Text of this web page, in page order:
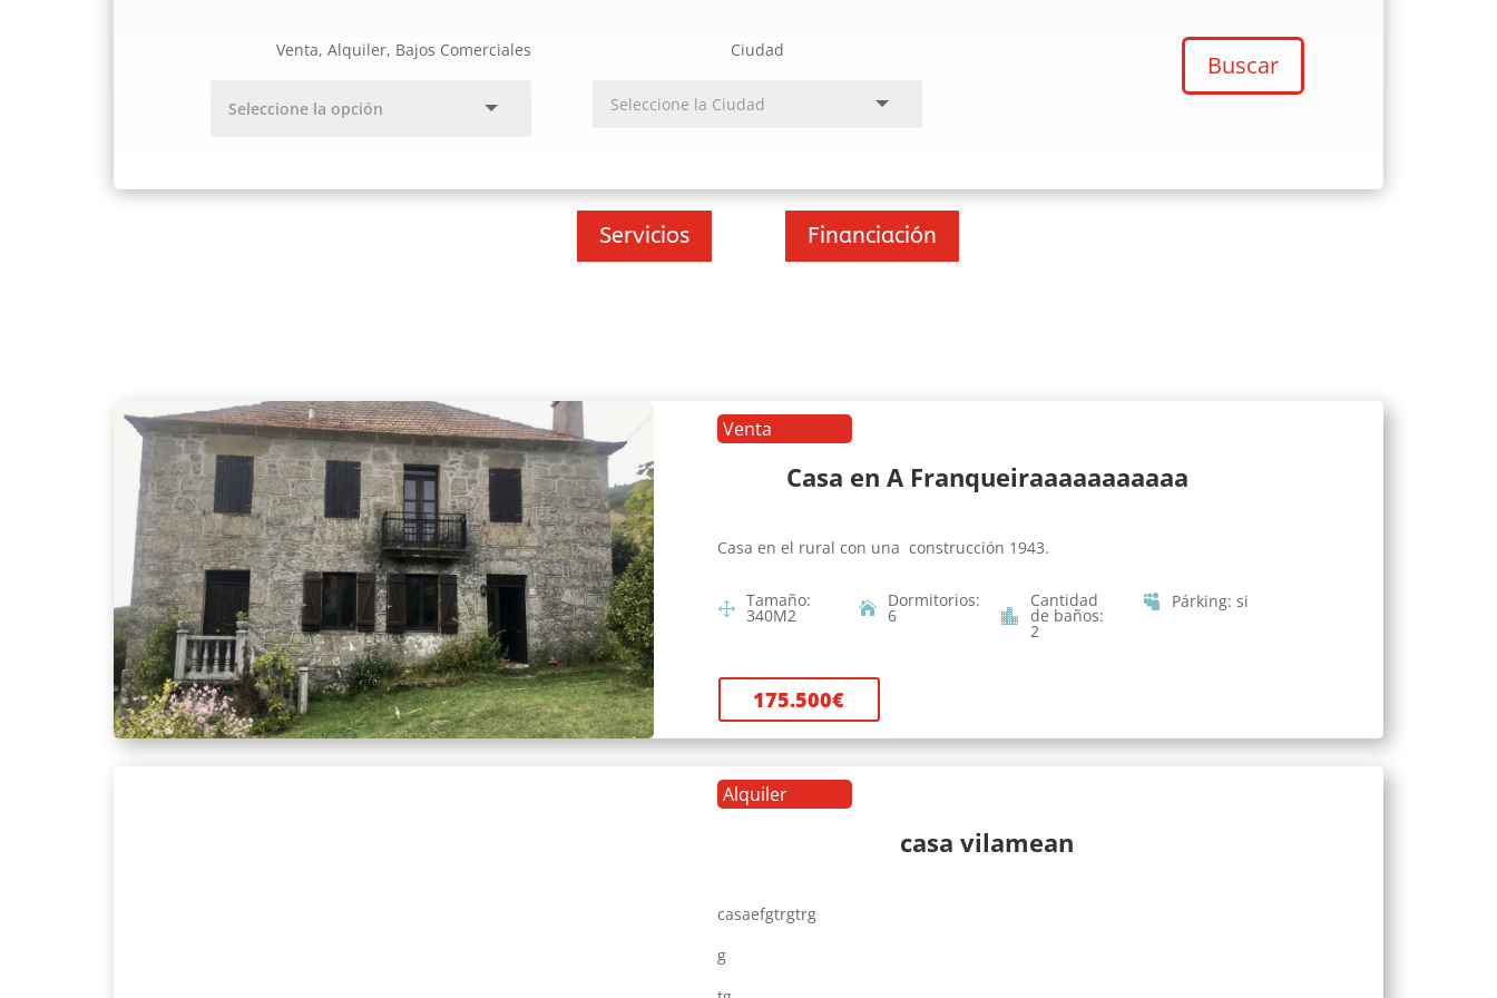
Venta, Alquiler, Bajos Comerciales Ciudad
Buscar
Servicios Financiación
Venta
Casa en A Franqueiraaaaaaaaaaa
Casa en el rural con una construcción 1943.
Tamaño:
340M2
Dormitorios:
6
Cantidad
de baños:
2
Párking:si
175.500€
Alquiler
casa vilamean
casaefgtrgtrg
g